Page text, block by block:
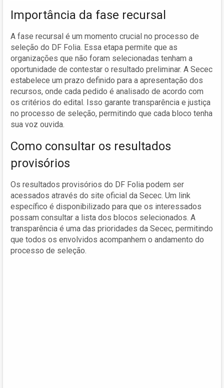
Importância da fase recursal
A fase recursal é um momento crucial no processo de
seleção do DF Folia. Essa etapa permite que as
organizações que não foram selecionadas tenham a
oportunidade de contestar o resultado preliminar. A Secec
estabelece um prazo definido para a apresentação dos
recursos, onde cada pedido é analisado de acordo com
os critérios do edital. Isso garante transparência e justiça
no processo de seleção, permitindo que cada bloco tenha
sua voz ouvida.
Como consultar os resultados
provisórios
Os resultados provisórios do DF Folia podem ser
acessados através do site oficial da Secec. Um link
específico é disponibilizado para que os interessados
possam consultar a lista dos blocos selecionados. A
transparência é uma das prioridades da Secec, permitindo
que todos os envolvidos acompanhem o andamento do
processo de seleção.